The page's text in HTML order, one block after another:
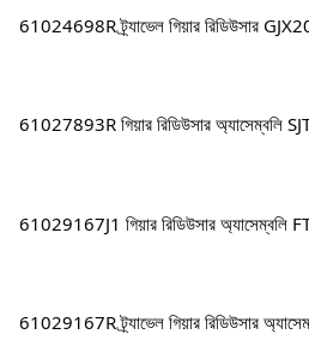
61024698R ট্র্যাভেল গিয়ার রিডিউসার
61027893R গিয়ার রিডিউসার অ্যাসেম্বলি
61029167J1 গিয়ার রিডিউসার
61029167R ট্র্যাভেল গিয়ার রিডিউসার